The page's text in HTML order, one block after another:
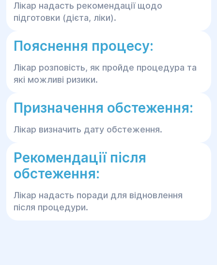
Лікар надасть рекомендації щодо
підготовки (дієта, ліки).
Пояснення процесу:
Лікар розповість, як пройде процедура та
які можливі ризики.
Призначення обстеження:
Лікар визначить дату обстеження.
Рекомендації після
обстеження:
Лікар надасть поради для відновлення
після процедури.